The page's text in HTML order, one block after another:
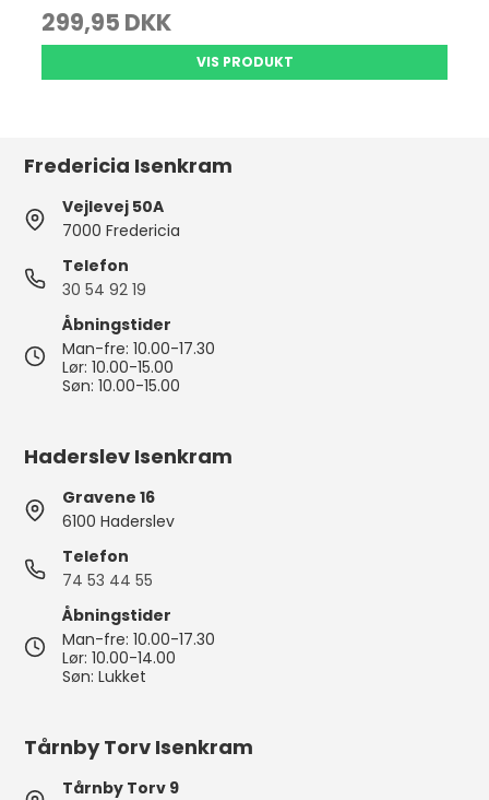
299,95 DKK
VIS PRODUKT
Fredericia Isenkram
Vejlevej 50A
7000 Fredericia
Telefon
30 54 92 19
Åbningstider
Man-fre: 10.00-17.30
Lør: 10.00-15.00
Søn: 10.00-15.00
Haderslev Isenkram
Gravene 16
6100 Haderslev
Telefon
74 53 44 55
Åbningstider
Man-fre: 10.00-17.30
Lør: 10.00-14.00
Søn: Lukket
Tårnby Torv Isenkram
Tårnby Torv 9